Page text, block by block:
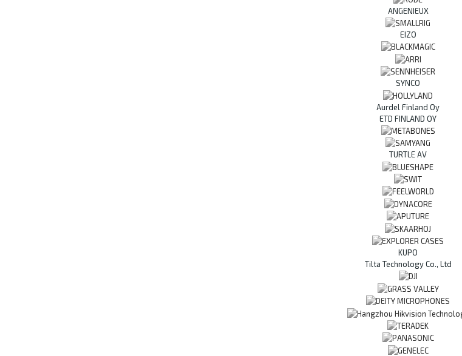
ANGENIEUX
EIZO
SYNCO
Aurdel Finland Oy
ETD FINLAND OY
TURTLE AV
KUPO
Tilta Technology Co., Ltd